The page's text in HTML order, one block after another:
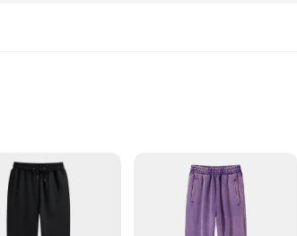
a casual fit that caters to a relaxed lifestyle. The high-
heading out for a casual meet-up, these pants provide